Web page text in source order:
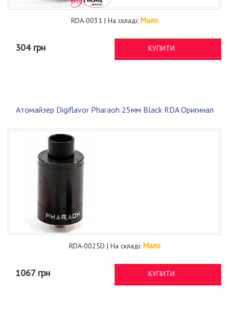
RDA-0031 | На складі: Мало
304 грн КУПИТИ
Атомайзер Digiflavor Pharaoh 25мм Black RDA Оригинал
RDA-0025D | На складі: Мало
1067 грн КУПИТИ